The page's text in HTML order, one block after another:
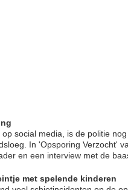
social media, is de politie
In 'Opsporing Verzocht'
en een interview met de
met spelende kinderen